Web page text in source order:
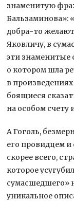
знаменитую
Бальзаминова»:
добра-то
Яковличу, в
эти знаменитые
о котором шла
в
боящиеся
на особом счету
А Гоголь,
его провидцем и
скорее всего,
которое
сумасшедшего»
уникальное